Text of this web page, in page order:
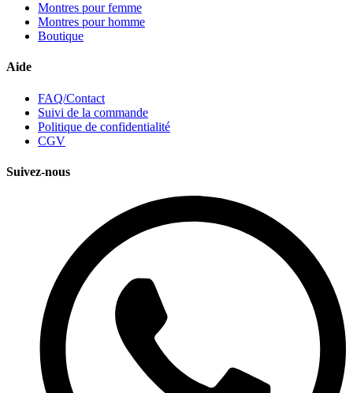
Montres pour femme
Montres pour homme
Boutique
Aide
FAQ/Contact
Suivi de la commande
Politique de confidentialité
CGV
Suivez-nous